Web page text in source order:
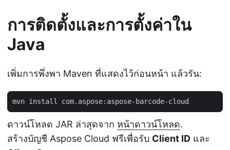
การติดตั้งและการตั้งค่าใน
Java
เพิ่มการพึ่งพา Maven ที่แสดงไว้ก่อนหน้า แล้วรัน:
ดาวน์โหลด JAR ล่าสุดจาก หน้าดาวน์โหลด.
สร้างบัญชี Aspose Cloud ฟรีเพื่อรับ Client ID และ